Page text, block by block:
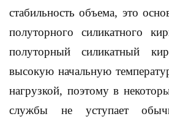
стабильность объема, это
полуторного силикатного
полуторный силикатный
высокую начальную
нагрузкой, поэтому в
службы не уступает